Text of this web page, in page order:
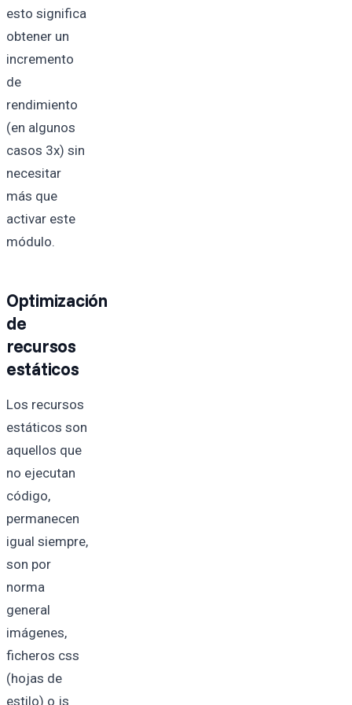
esto significa
obtener un
incremento
de
rendimiento
(en algunos
casos 3x) sin
necesitar
más que
activar este
módulo.
Optimización
de
recursos
estáticos
Los recursos
estáticos son
aquellos que
no ejecutan
código,
permanecen
igual siempre,
son por
norma
general
imágenes,
ficheros css
(hojas de
estilo) o js